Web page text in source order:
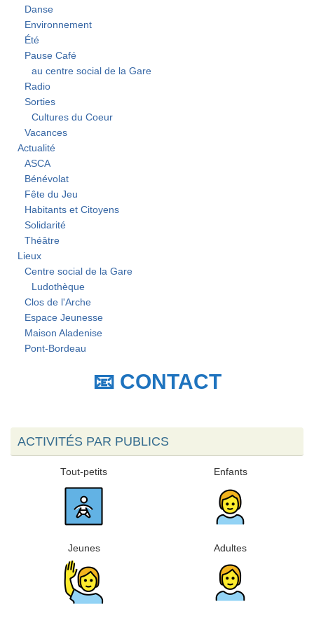
Danse
Environnement
Été
Pause Café
au centre social de la Gare
Radio
Sorties
Cultures du Coeur
Vacances
Actualité
ASCA
Bénévolat
Fête du Jeu
Habitants et Citoyens
Solidarité
Théâtre
Lieux
Centre social de la Gare
Ludothèque
Clos de l'Arche
Espace Jeunesse
Maison Aladenise
Pont-Bordeau
📧 CONTACT
ACTIVITÉS PAR PUBLICS
Tout-petits Enfants
Jeunes Adultes